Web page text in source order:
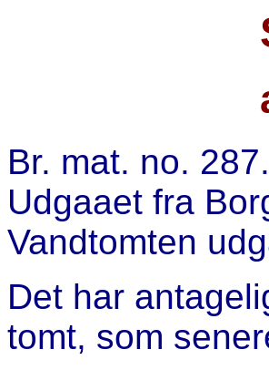
Br. mat. no. 287.
Udgaaet fra
Vandtomten
Det har
tomt, som